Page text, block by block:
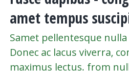
amet tempus
Samet pellentesque
Donec ac lacus viverra,
maximus lectus. from